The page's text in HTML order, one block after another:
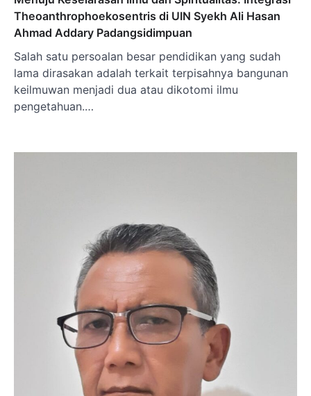
Theoanthrophoekosentris di UIN Syekh Ali Hasan
Ahmad Addary Padangsidimpuan
Salah satu persoalan besar pendidikan yang sudah
lama dirasakan adalah terkait terpisahnya bangunan
keilmuwan menjadi dua atau dikotomi ilmu
pengetahuan.…